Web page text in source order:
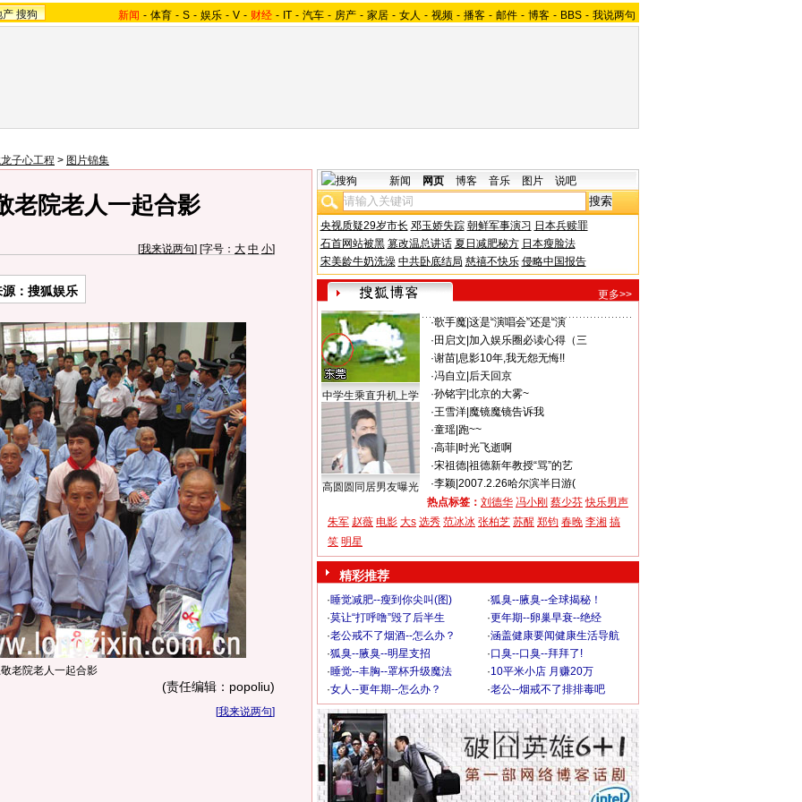
产 搜狗 新闻 - 体育 - S - 娱乐 - V - 财经 - IT - 汽车 - 房产 - 家居 - 女人 - 视频 - 播客 - 邮件 - 博客 - BBS - 我说两句
子心工程 > 图片锦集
老院老人一起合影
[我来说两句] [字号： 大 中 小]
源：搜狐娱乐
老院老人一起合影
(责任编辑：popoliu)
[我来说两句]
新闻 网页 博客 音乐 图片 说吧
央视质疑29岁市长 邓玉娇失踪 朝鲜军事演习 日本兵赎罪
石首网站被黑 篡改温总讲话 夏日减肥秘方 日本瘦脸法
宋美龄牛奶洗澡 中共卧底结局 慈禧不快乐 侵略中国报告
更多>>
中学生乘直升机上学
高圆圆同居男友曝光
·歌手魔| 这是“演唱会”还是“演
· 田启文 加入娱乐圈必读心得（三
·谢苗| 息影10年,我无怨无悔!!
·冯自立 后天回京
·孙铭宇| 北京的大雾~
·王雪洋| 魔镜魔镜告诉我
·童瑶| 跑~~
·高菲| 时光飞逝啊
·宋祖德| 祖德新年教授“骂”的艺
·李颖| 2007.2.26哈尔滨半日游(
热点标签： 刘德华 冯小刚 蔡少芬 快乐男声
朱军 赵薇 电影 大s 选秀 范冰冰 张柏芝 苏醒 郑钧 春晚 李湘 搞
笑 明星
精彩推荐
·睡觉减肥--瘦到你尖叫(图) ·狐臭--腋臭--全球揭秘！
·莫让“打呼噜”毁了后半生 ·更年期--卵巢早衰--绝经
·老公戒不了烟酒--怎么办？ ·涵盖健康要闻健康生活导航
·狐臭--腋臭--明星支招 ·口臭--口臭--拜拜了!
·睡觉--丰胸--罩杯升级魔法 ·10平米小店 月赚20万
·女人--更年期--怎么办？ ·老公--烟戒不了排排毒吧